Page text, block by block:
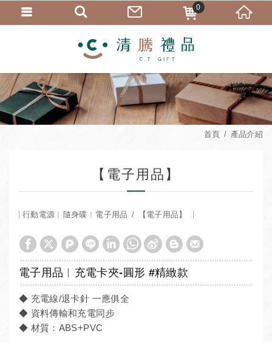
首頁 產品介紹
【電子用品】
行動電源︱隨身碟︱電子用品 【電子用品】
電子用品︱充電卡夾-圓形 #精緻款
◆ 充電線/退卡針 一應俱全
◆ 資料傳輸和充電同步
◆ 材質：ABS+PVC
0